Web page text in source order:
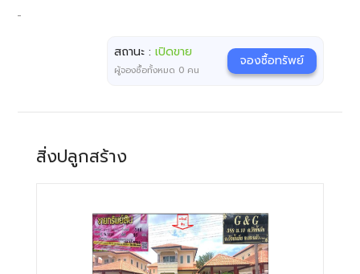
-
สถานะ :เปิดขาย
ผู้จองซื้อทั้งหมด 0 คน
จองซื้อทรัพย์
สิ่งปลูกสร้าง